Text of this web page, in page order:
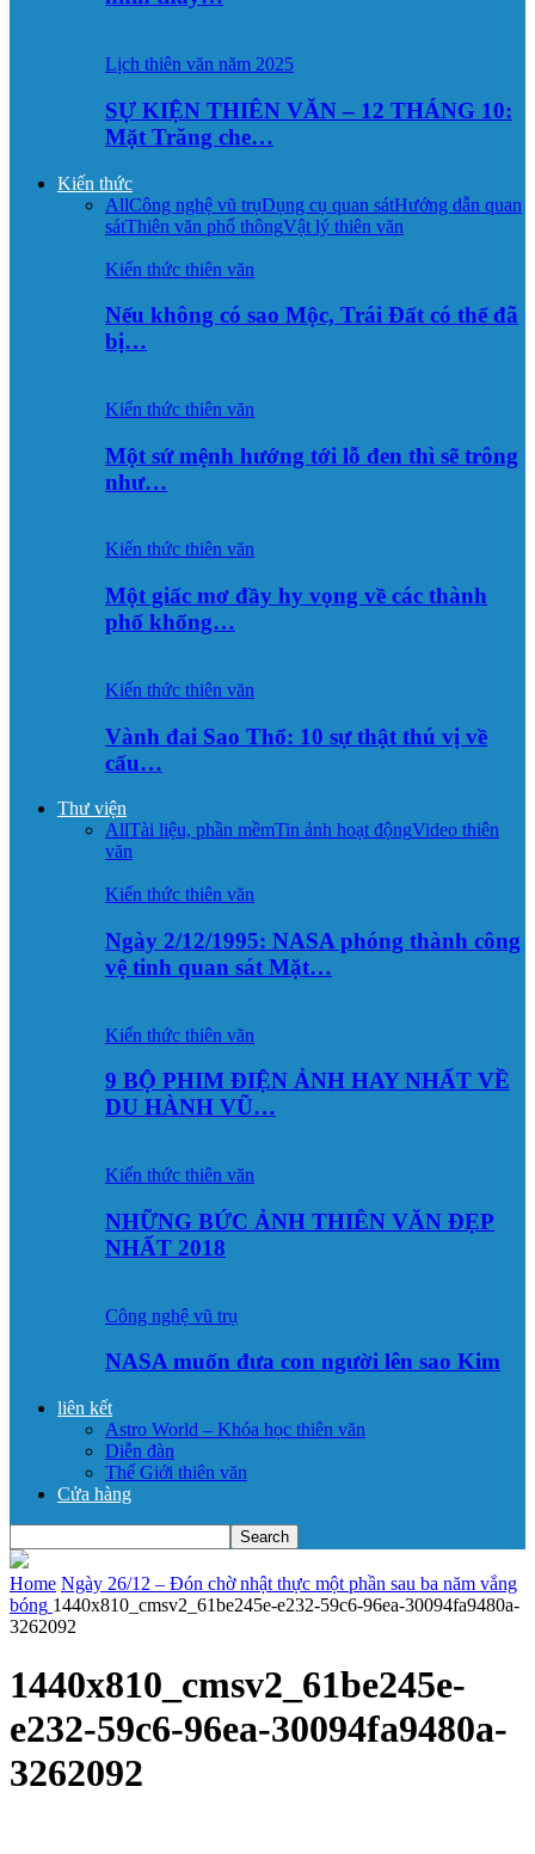
Lịch thiên văn năm 2025
SỰ KIỆN THIÊN VĂN – 12 THÁNG 10:
Mặt Trăng che…
Kiến thức
AllCông nghệ vũ trụDụng cụ quan sátHướng dẫn quan
sátThiên văn phổ thôngVật lý thiên văn
Kiến thức thiên văn
Nếu không có sao Mộc, Trái Đất có thể đã
bị…
Kiến thức thiên văn
Một sứ mệnh hướng tới lỗ đen thì sẽ trông
như…
Kiến thức thiên văn
Một giấc mơ đầy hy vọng về các thành
phố khổng…
Kiến thức thiên văn
Vành đai Sao Thổ: 10 sự thật thú vị về
cấu…
Thư viện
AllTài liệu, phần mềmTin ảnh hoạt độngVideo thiên
văn
Kiến thức thiên văn
Ngày 2/12/1995: NASA phóng thành công
vệ tinh quan sát Mặt…
Kiến thức thiên văn
9 BỘ PHIM ĐIỆN ẢNH HAY NHẤT VỀ
DU HÀNH VŨ…
Kiến thức thiên văn
NHỮNG BỨC ẢNH THIÊN VĂN ĐẸP
NHẤT 2018
Công nghệ vũ trụ
NASA muốn đưa con người lên sao Kim
liên kết
Astro World – Khóa học thiên văn
Diễn đàn
Thế Giới thiên văn
Cửa hàng
Home Ngày 26/12 – Đón chờ nhật thực một phần sau ba năm vắng
bóng 1440x810_cmsv2_61be245e-e232-59c6-96ea-30094fa9480a-
3262092
1440x810_cmsv2_61be245e-
e232-59c6-96ea-30094fa9480a-
3262092